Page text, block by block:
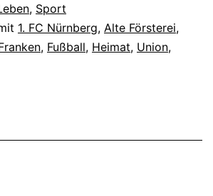
, Sport
1. FC Nürnberg, Alte Försterei,
, Fußball, Heimat, Union,